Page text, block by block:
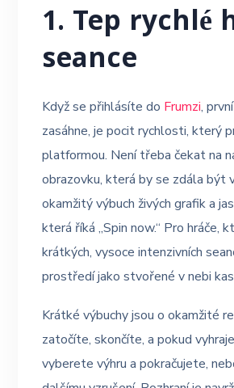
1. Tep rychlé
seance
Když se přihlásíte do Frumzi,
zasáhne, je pocit rychlosti, který
platformou. Není třeba čekat na
obrazovku, která by se zdála
okamžitý výbuch živých grafik a
která říká „Spin now.“ Pro hráče,
krátkých, vysoce intenzivních
prostředí jako stvořené v nebi
Krátké výbuchy jsou o okamžité
zatočíte, skončíte, a pokud
vyberete výhru a pokračujete,